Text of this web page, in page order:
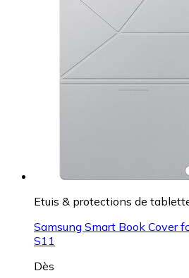
Etuis & protections de
Samsung Smart Book Cover
S11
Dès